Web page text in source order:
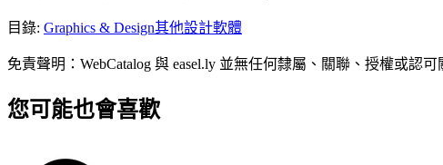
目錄: Graphics & Design其他設計軟體
免責聲明：WebCatalog 與 easel.ly 並無任何隸屬、關聯、授權或
您可能也會喜歡